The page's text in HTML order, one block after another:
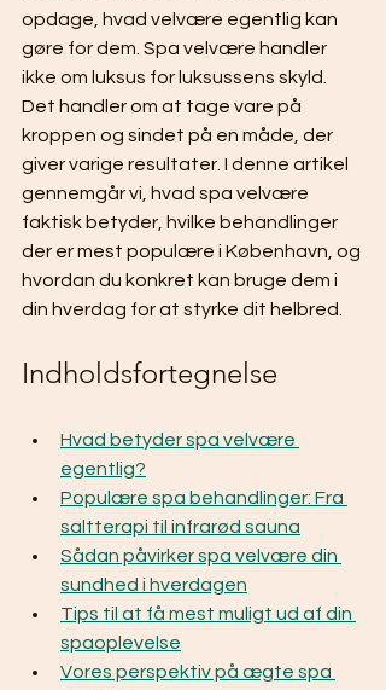
opdage, hvad velvære egentlig kan
gøre for dem. Spa velvære handler
ikke om luksus for luksussens skyld.
Det handler om at tage vare på
kroppen og sindet på en måde, der
giver varige resultater. I denne artikel
gennemgår vi, hvad spa velvære
faktisk betyder, hvilke behandlinger
der er mest populære i København, og
hvordan du konkret kan bruge dem i
din hverdag for at styrke dit helbred.
Indholdsfortegnelse
Hvad betyder spa velvære
egentlig?
Populære spa behandlinger: Fra
saltterapi til infrarød sauna
Sådan påvirker spa velvære din
sundhed i hverdagen
Tips til at få mest muligt ud af din
spaoplevelse
Vores perspektiv på ægte spa